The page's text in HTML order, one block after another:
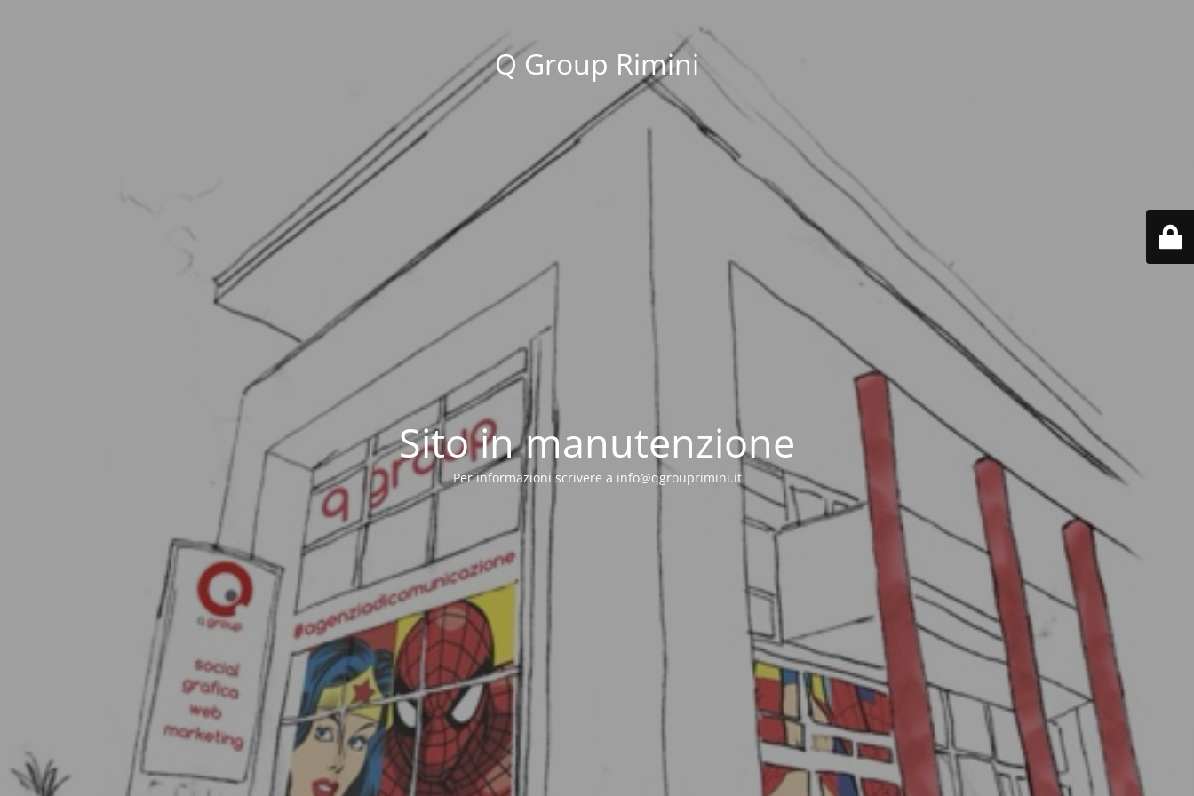
Q Group Rimini
Sito in manutenzione
Per informazioni scrivere a info@qgrouprimini.it